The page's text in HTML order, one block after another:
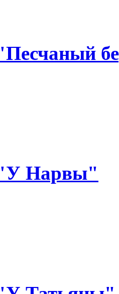
Нарвы"